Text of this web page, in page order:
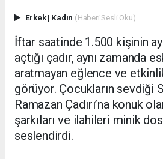
Erkek| Kadın (Haberi Sesli Oku)
İftar saatinde 1.500 kişinin
açtığı çadır, aynı zamanda
aratmayan eğlence ve
görüyor. Çocukların sevdiği
Ramazan Çadırı’na konuk
şarkıları ve ilahileri minik
seslendirdi.